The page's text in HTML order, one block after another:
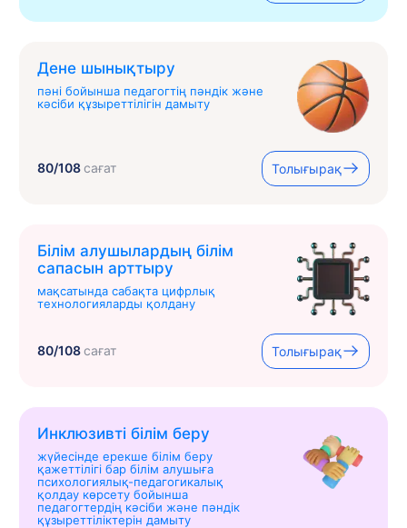
Дене шынықтыру
пәні бойынша педагогтің пәндік және
кәсіби құзыреттілігін дамыту
80/108сағат Толығырақ
Білім алушылардың білім
сапасын арттыру
мақсатында сабақта цифрлық
технологияларды қолдану
80/108сағат Толығырақ
Инклюзивті білім беру
жүйесінде ерекше білім беру
қажеттілігі бар білім алушыға
психологиялық-педагогикалық
қолдау көрсету бойынша
педагогтердің кәсіби және пәндік
құзыреттіліктерін дамыту